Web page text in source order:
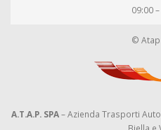
09:00
© Atap
A.T.A.P. SPA– Azienda Trasporti